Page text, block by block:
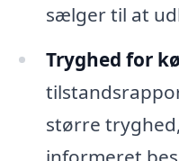
sælger til at
Tryghed for
større